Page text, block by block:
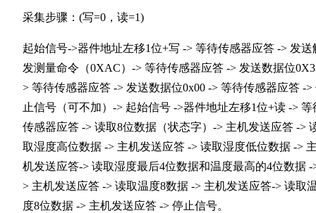
采集步骤：(写=0，读=1)
起始信号->器件地址左移1位+写 -> 等待传感器应答 -> 发送
发测量命令（0XAC）-> 等待传感器应答 -> 发送数据位
> 等待传感器应答 -> 发送数据位0x00 -> 等待传感器应答 ->
止信号（可不加）-> 起始信号 ->器件地址左移1位+读 -> 等
传感器应答 -> 读取8位数据（状态字）-> 主机发送应答 ->
取湿度高位数据 -> 主机发送应答 -> 读取湿度低位数据 ->
机发送应答-> 读取湿度最后4位数据和温度最高的4位数据 -
> 主机发送应答 -> 读取温度8数据 -> 主机发送应答-> 读取
度8位数据 -> 主机发送应答 -> 停止信号。